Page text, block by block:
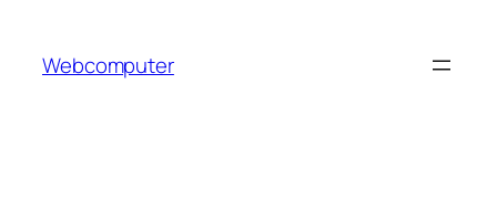
innehåll
Webcomputer